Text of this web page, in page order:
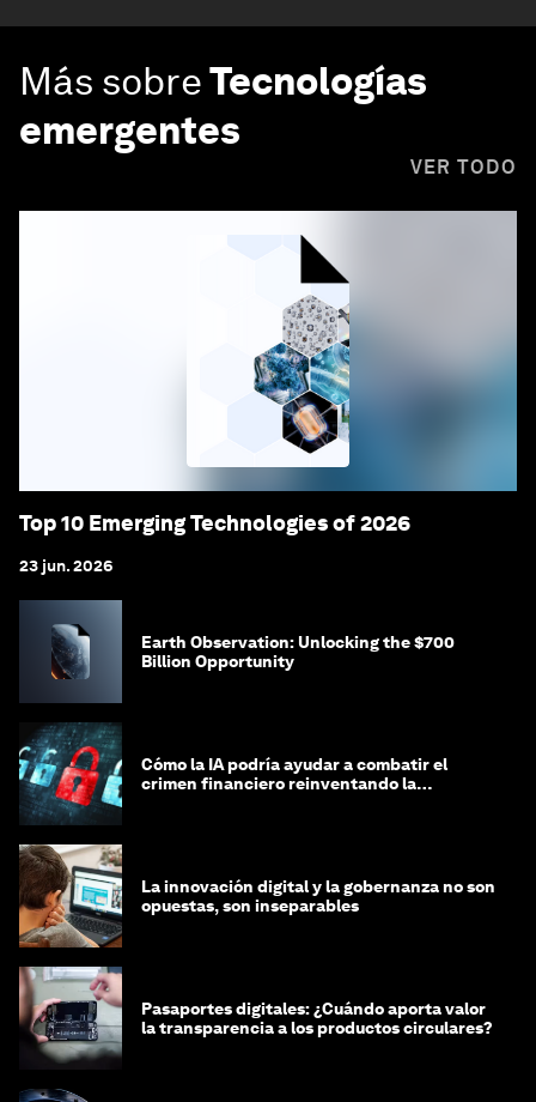
Más sobreTecnologías
emergentes
VER TODO
Top 10 Emerging Technologies of 2026
23 jun. 2026
Earth Observation: Unlocking the $700
Billion Opportunity
Cómo la IA podría ayudar a combatir el
crimen financiero reinventando la
La innovación digital y la gobernanza no son
opuestas, son inseparables
Pasaportes digitales: ¿Cuándo aporta valor
la transparencia a los productos circulares?